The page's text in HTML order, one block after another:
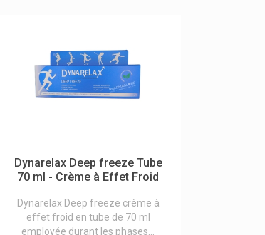
Dynarelax Deep freeze Tube
70 ml - Crème à Effet Froid
Dynarelax Deep freeze crème à
effet froid en tube de 70 ml
employée durant les phases...